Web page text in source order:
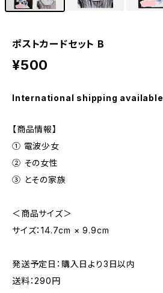
ポストカードセット B
¥500
International shipping available
【商品情報】
① 電波少女
② その女性
③ とその家族
＜商品サイズ＞
サイズ：14.7cm × 9.9cm
発送予定日：購入日より3日以内
送料：290円